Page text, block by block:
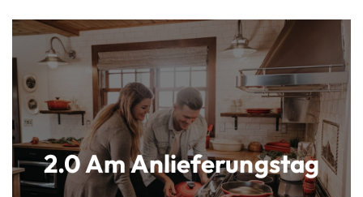
2.0 Am Anlieferungstag